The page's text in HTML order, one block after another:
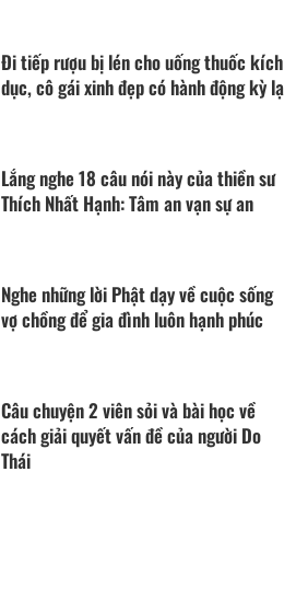
Đi tiếp rượu bị lén cho uống thuốc kích
dục, cô gái xinh đẹp có hành động kỳ lạ
Lắng nghe 18 câu nói này của thiền sư
Thích Nhất Hạnh: Tâm an vạn sự an
Nghe những lời Phật dạy về cuộc sống
vợ chồng để gia đình luôn hạnh phúc
Câu chuyện 2 viên sỏi và bài học về
cách giải quyết vấn đề của người Do
Thái